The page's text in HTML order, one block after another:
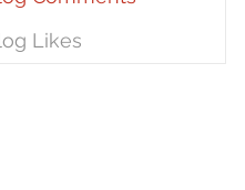
Likes